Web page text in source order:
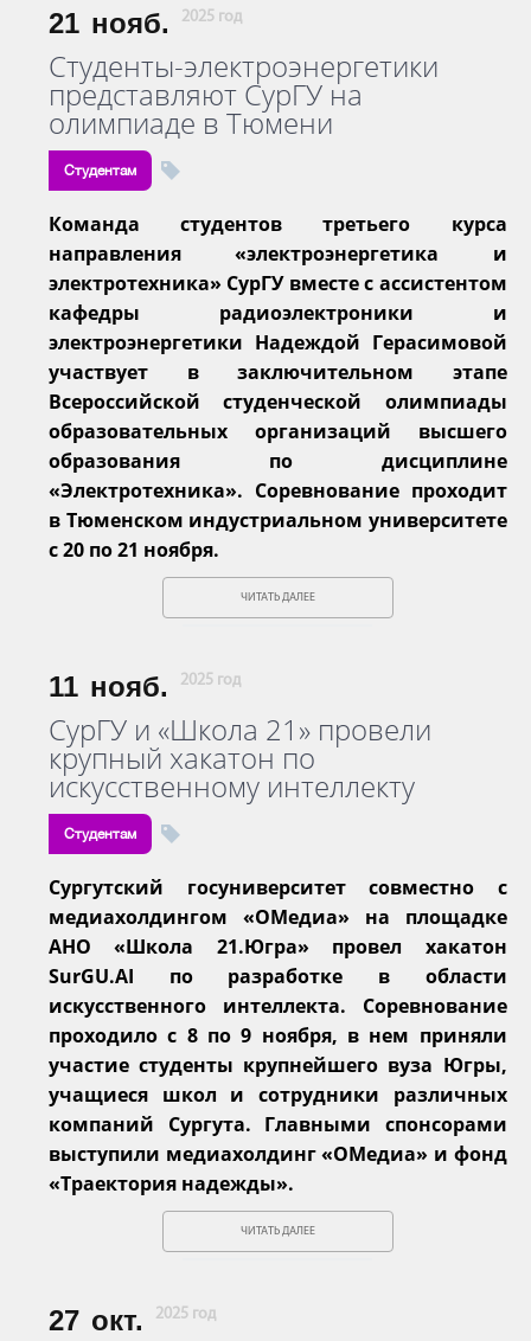
21 нояб. 2025 год
Студенты-электроэнергетики
представляют СурГУ на
олимпиаде в Тюмени
Студентам
Команда студентов третьего курса
направления «электроэнергетика и
электротехника» СурГУ вместе с ассистентом
кафедры радиоэлектроники и
электроэнергетики Надеждой Герасимовой
участвует в заключительном этапе
Всероссийской студенческой олимпиады
образовательных организаций высшего
образования по дисциплине
«Электротехника». Соревнование проходит
в Тюменском индустриальном университете
с 20 по 21 ноября.
ЧИТАТЬ ДАЛЕЕ
11 нояб. 2025 год
СурГУ и «Школа 21» провели
крупный хакатон по
искусственному интеллекту
Студентам
Сургутский госуниверситет совместно с
медиахолдингом «ОМедиа» на площадке
АНО «Школа 21.Югра» провел хакатон
SurGU.AI по разработке в области
искусственного интеллекта. Соревнование
проходило с 8 по 9 ноября, в нем приняли
участие студенты крупнейшего вуза Югры,
учащиеся школ и сотрудники различных
компаний Сургута. Главными спонсорами
выступили медиахолдинг «ОМедиа» и фонд
«Траектория надежды».
ЧИТАТЬ ДАЛЕЕ
27 окт. 2025 год